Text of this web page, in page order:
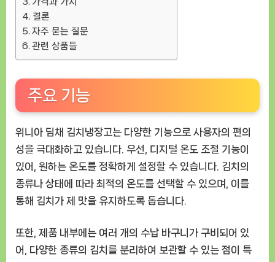
결론
자주 묻는 질문
관련 상품들
주요 기능
위니아 딤채 김치냉장고는 다양한 기능으로 사용자의 편의
성을 극대화하고 있습니다. 우선, 디지털 온도 조절 기능이
있어, 원하는 온도를 정확하게 설정할 수 있습니다. 김치의
종류나 상태에 따라 최적의 온도를 선택할 수 있으며, 이를
통해 김치가 제 맛을 유지하도록 돕습니다.
또한, 제품 내부에는 여러 개의 수납 바구니가 구비되어 있
어, 다양한 종류의 김치를 분리하여 보관할 수 있는 점이 특